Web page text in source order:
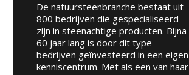
De natuursteenbranche bestaat uit
800 bedrijven die gespecialiseerd
zijn in steenachtige producten. Bijna
60 jaar lang is door dit type
bedrijven geïnvesteerd in een eigen
kenniscentrum. Met als een van haar